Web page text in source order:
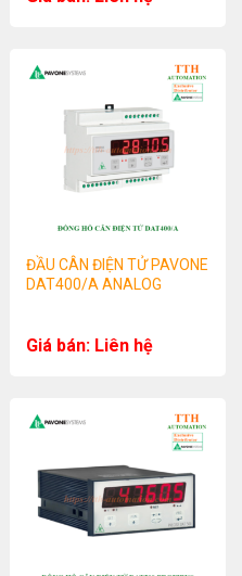
ĐẦU CÂN ĐIỆN TỬ PAVONE
DAT400/A ANALOG
Giá bán: Liên hệ